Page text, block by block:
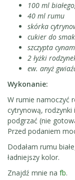
100 ml
40 ml rumu
skórka
cukier do
szczypta
2 łyżki
ew. anyż
Wykonanie:
W rumie namoczyć
cytrynową, rodzynki
podgrzać (nie
Przed podaniem
Dodałam rumu
ładniejszy kolor.
Znajdź mnie na fb.